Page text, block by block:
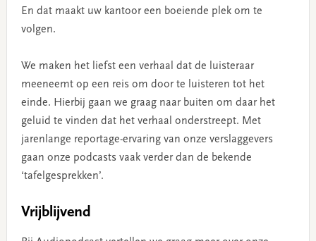
En dat maakt uw kantoor een boeiende plek om te
volgen.
We maken het liefst een verhaal dat de luisteraar
meeneemt op een reis om door te luisteren tot het
einde. Hierbij gaan we graag naar buiten om daar het
geluid te vinden dat het verhaal onderstreept. Met
jarenlange reportage-ervaring van onze verslaggevers
gaan onze podcasts vaak verder dan de bekende
‘tafelgesprekken’.
Vrijblijvend